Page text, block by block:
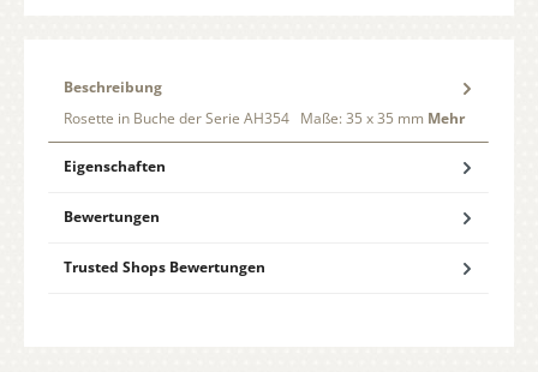
Beschreibung
Rosette in Buche der Serie AH354 Maße: 35 x 35 mm Mehr
Eigenschaften
Bewertungen
Trusted Shops Bewertungen